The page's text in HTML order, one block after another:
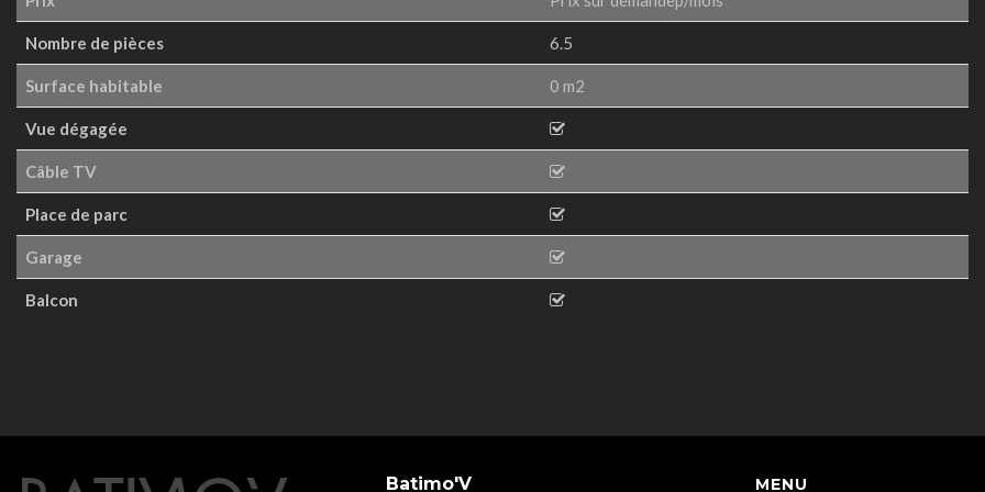
Nombre de pièces 6.5
Surface habitable 0 m2
Vue dégagée
Câble TV
Place de parc
Garage
Balcon
MENU
Batimo'V